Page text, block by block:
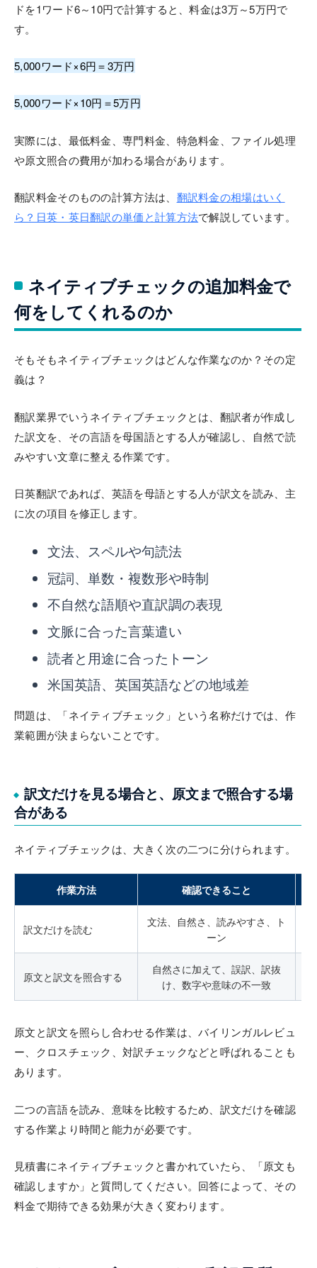
ドを1ワード6～10円で計算すると、料金は3万～5万円で
す。
5,000ワード×6円＝3万円
5,000ワード×10円＝5万円
実際には、最低料金、専門料金、特急料金、ファイル処理
や原文照合の費用が加わる場合があります。
翻訳料金そのものの計算方法は、 翻訳料金の相場はいく
ら？日英・英日翻訳の単価と計算方法で解説しています。
ネイティブチェックの追加料金で
何をしてくれるのか
そもそもネイティブチェックはどんな作業なのか？その定
義は？
翻訳業界でいうネイティブチェックとは、翻訳者が作成し
た訳文を、その言語を母国語とする人が確認し、自然で読
みやすい文章に整える作業です。
日英翻訳であれば、英語を母語とする人が訳文を読み、主
に次の項目を修正します。
文法、スペルや句読法
冠詞、単数・複数形や時制
不自然な語順や直訳調の表現
文脈に合った言葉遣い
読者と用途に合ったトーン
米国英語、英国英語などの地域差
問題は、「ネイティブチェック」という名称だけでは、作
業範囲が決まらないことです。
訳文だけを見る場合と、原文まで照合する場
合がある
ネイティブチェックは、大きく次の二つに分けられます。
作業方法 確認できること
訳文だけを読む
文法、自然さ、読みやすさ、ト
ーン
原文と訳文を照合する
自然さに加えて、誤訳、訳抜
け、数字や意味の不一致
原文と訳文を照らし合わせる作業は、バイリンガルレビュ
ー、クロスチェック、対訳チェックなどと呼ばれることも
あります。
二つの言語を読み、意味を比較するため、訳文だけを確認
する作業より時間と能力が必要です。
見積書にネイティブチェックと書かれていたら、「原文も
確認しますか」と質問してください。回答によって、その
料金で期待できる効果が大きく変わります。